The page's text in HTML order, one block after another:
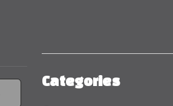
Categories